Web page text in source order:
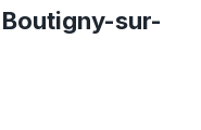
sur-